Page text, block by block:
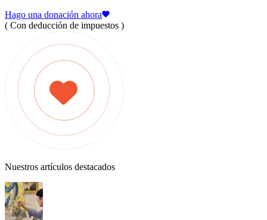
Hago una donación ahora
( Con deducción de impuestos )
Nuestros artículos destacados